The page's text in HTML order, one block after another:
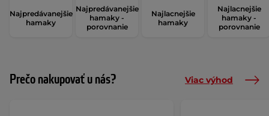
Najpredávanejšie
hamaky
Najpredávanejšie
hamaky -
porovnanie
Najlacnejšie
hamaky
Najlacnejšie
hamaky -
porovnanie
Prečo nakupovať u nás? Viac výhod